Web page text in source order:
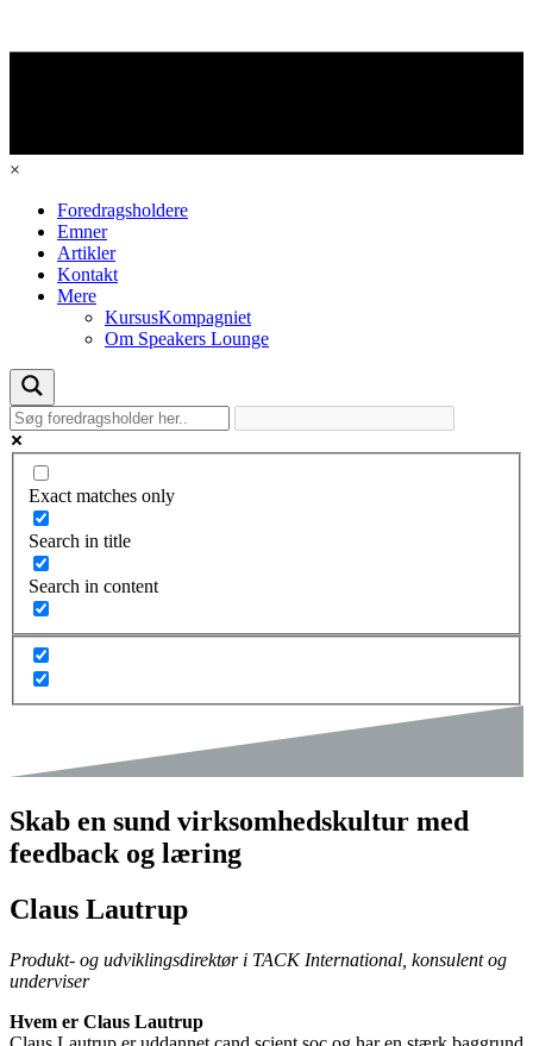
×
Foredragsholdere
Emner
Artikler
Kontakt
Mere
KursusKompagniet
Om Speakers Lounge
Exact matches only
Search in title
Search in content
Skab en sund virksomhedskultur med
feedback og læring
Claus Lautrup
Produkt- og udviklingsdirektør i TACK International, konsulent og
underviser
Hvem er Claus Lautrup